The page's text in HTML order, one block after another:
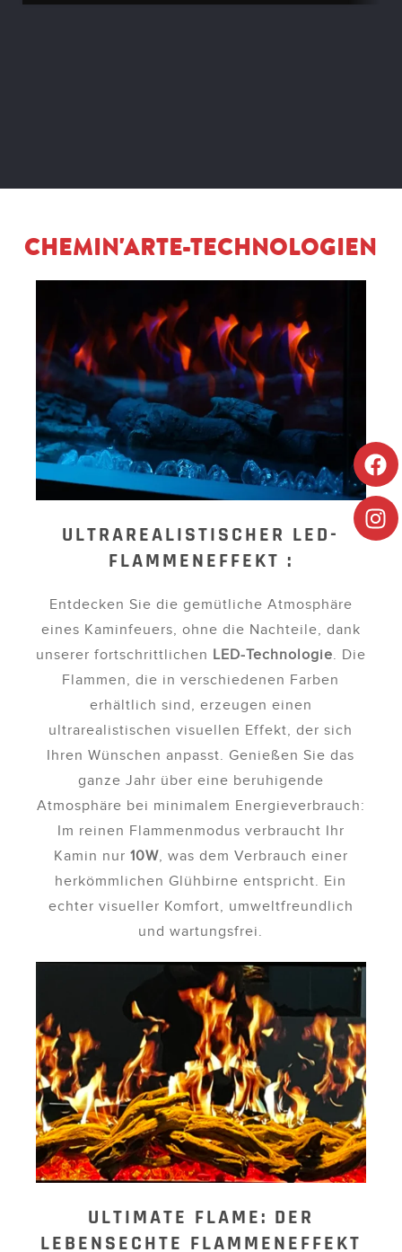
CHEMIN'ARTE-TECHNOLOGIEN
ULTRAREALISTISCHER LED-
FLAMMENEFFEKT :
Entdecken Sie die gemütliche Atmosphäre
eines Kaminfeuers, ohne die Nachteile, dank
unserer fortschrittlichen LED-Technologie. Die
Flammen, die in verschiedenen Farben
erhältlich sind, erzeugen einen
ultrarealistischen visuellen Effekt, der sich
Ihren Wünschen anpasst. Genießen Sie das
ganze Jahr über eine beruhigende
Atmosphäre bei minimalem Energieverbrauch:
Im reinen Flammenmodus verbraucht Ihr
Kamin nur 10W, was dem Verbrauch einer
herkömmlichen Glühbirne entspricht. Ein
echter visueller Komfort, umweltfreundlich
und wartungsfrei.
ULTIMATE FLAME: DER
LEBENSECHTE FLAMMENEFFEKT